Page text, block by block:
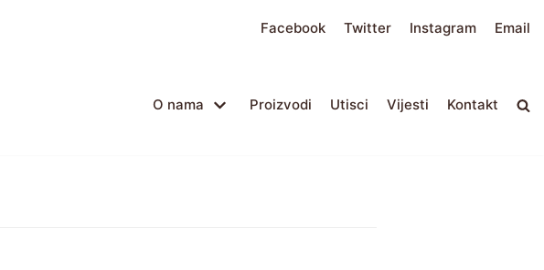
Facebook Twitter Instagram Email
O nama Proizvodi Utisci Vijesti Kontakt